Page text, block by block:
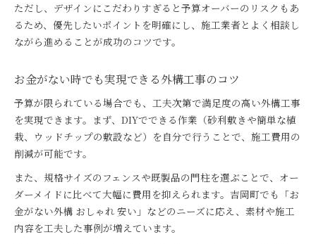
ただし、デザインにこだわりすぎると予算オーバーのリスクもあ
るため、優先したいポイントを明確にし、施工業者とよく相談し
ながら進めることが成功のコツです。
お金がない時でも実現できる外構工事のコツ
予算が限られている場合でも、工夫次第で満足度の高い外構工事
を実現できます。まず、DIYでできる作業（砂利敷きや簡単な植
栽、ウッドチップの敷設など）を自分で行うことで、施工費用の
削減が可能です。
また、規格サイズのフェンスや既製品の門柱を選ぶことで、オー
ダーメイドに比べて大幅に費用を抑えられます。吉岡町でも「お
金がない外構 おしゃれ 安い」などのニーズに応え、素材や施工
内容を工夫した事例が増えています。